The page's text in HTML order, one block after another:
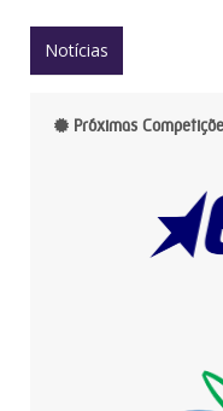
Notícias
Próximas